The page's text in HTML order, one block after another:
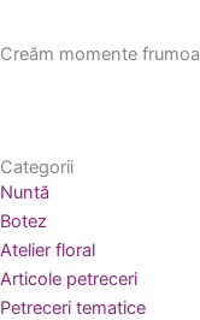
Creăm momente
Categorii
Nuntă
Botez
Atelier floral
Articole petreceri
Petreceri tematice